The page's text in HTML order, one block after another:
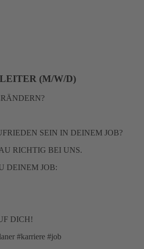
(M/W/D)
SEIN IN DEINEM JOB?
RICHTIG BEI UNS.
DEINEM JOB:
DICH!
#karriere #job